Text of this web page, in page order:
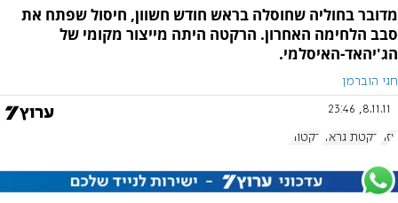
מדובר בחוליה שחוסלה בראש חודש חשוון, חיסול שפתח את
סבב הלחימה האחרון. הרקטה היתה מייצור מקומי של
הג'יהאד-האיסלמי.
חגי הוברמן
8.11.11, 23:46
עזה רקטת גראד רקטות